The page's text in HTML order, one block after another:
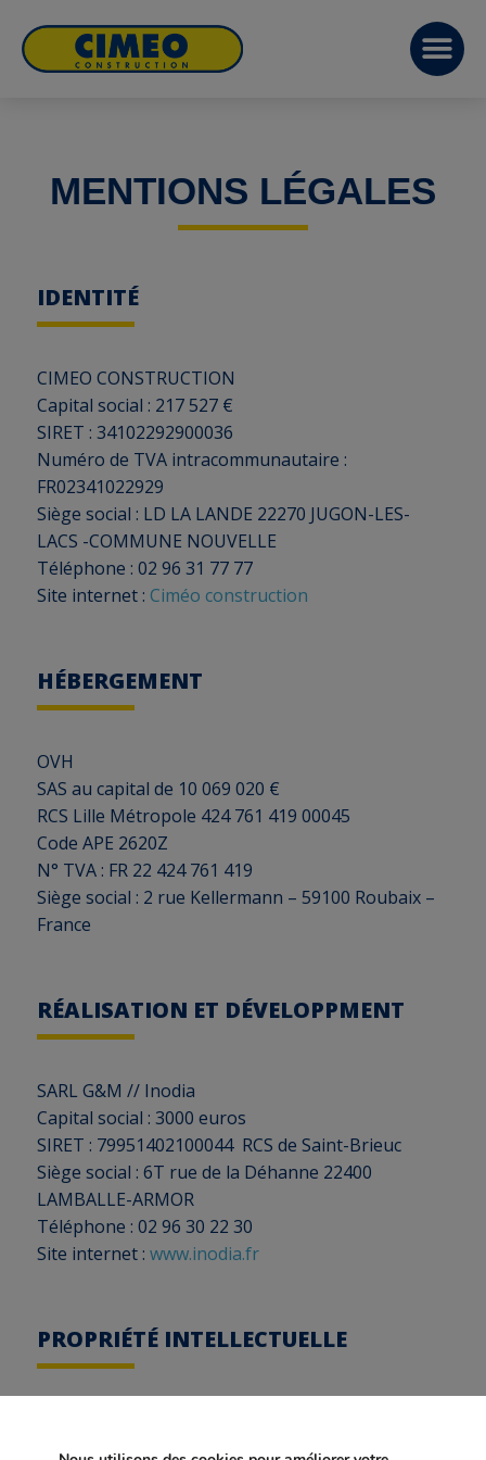
MENTIONS LÉGALES
IDENTITÉ
CIMEO CONSTRUCTION
Capital social : 217 527 €
SIRET : 34102292900036
Numéro de TVA intracommunautaire :
FR02341022929
Siège social : LD LA LANDE 22270 JUGON-LES-
LACS -COMMUNE NOUVELLE
Téléphone : 02 96 31 77 77
Site internet : Ciméo construction
HÉBERGEMENT
OVH
SAS au capital de 10 069 020 €
RCS Lille Métropole 424 761 419 00045
Code APE 2620Z
N° TVA : FR 22 424 761 419
Siège social : 2 rue Kellermann – 59100 Roubaix –
France
RÉALISATION ET DÉVELOPPMENT
SARL G&M // Inodia
Capital social : 3000 euros
SIRET : 79951402100044 RCS de Saint-Brieuc
Siège social : 6T rue de la Déhanne 22400
LAMBALLE-ARMOR
Téléphone : 02 96 30 22 30
Site internet : www.inodia.fr
PROPRIÉTÉ INTELLECTUELLE
française et internationale sur le droit d’auteur et